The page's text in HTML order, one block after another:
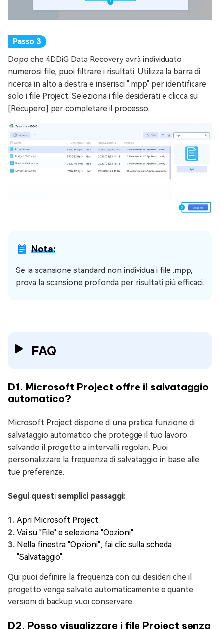
Dopo che 4DDiG Data Recovery avrà individuato
numerosi file, puoi filtrare i risultati. Utilizza la barra di
ricerca in alto a destra e inserisci ".mpp" per identificare
solo i file Project. Seleziona i file desiderati e clicca su
[Recupero] per completare il processo.
Nota:
Se la scansione standard non individua i file .mpp,
prova la scansione profonda per risultati più efficaci.
FAQ
D1. Microsoft Project offre il salvataggio
automatico?
Microsoft Project dispone di una pratica funzione di
salvataggio automatico che protegge il tuo lavoro
salvando il progetto a intervalli regolari. Puoi
personalizzare la frequenza di salvataggio in base alle
tue preferenze.
Segui questi semplici passaggi:
Apri Microsoft Project.
Vai su "File" e seleziona "Opzioni".
Nella finestra "Opzioni", fai clic sulla scheda
"Salvataggio".
Qui puoi definire la frequenza con cui desideri che il
progetto venga salvato automaticamente e quante
versioni di backup vuoi conservare.
D2. Posso visualizzare i file Project senza